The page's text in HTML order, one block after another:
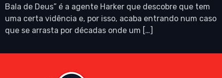
Bala de Deus” é a agente Harker que descobre que tem
uma certa vidência e, por isso, acaba entrando num caso
que se arrasta por décadas onde um […]